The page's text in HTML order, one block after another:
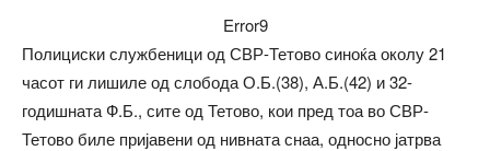
Error9
Полициски службеници од СВР-Тетово синоќа околу 21
часот ги лишиле од слобода О.Б.(38), А.Б.(42) и 32-
годишната Ф.Б., сите од Тетово, кои пред тоа во СВР-
Тетово биле пријавени од нивната снаа, односно јатрва